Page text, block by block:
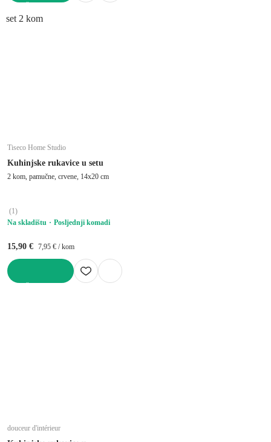
set 2 kom
Tiseco Home Studio
Kuhinjske rukavice u setu
2 kom, pamučne, crvene, 14x20 cm
(1)
Na skladištu
Posljednji komadi
15,90 € 7,95 € / kom
douceur d'intérieur